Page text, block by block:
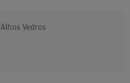
Alhos Vedros